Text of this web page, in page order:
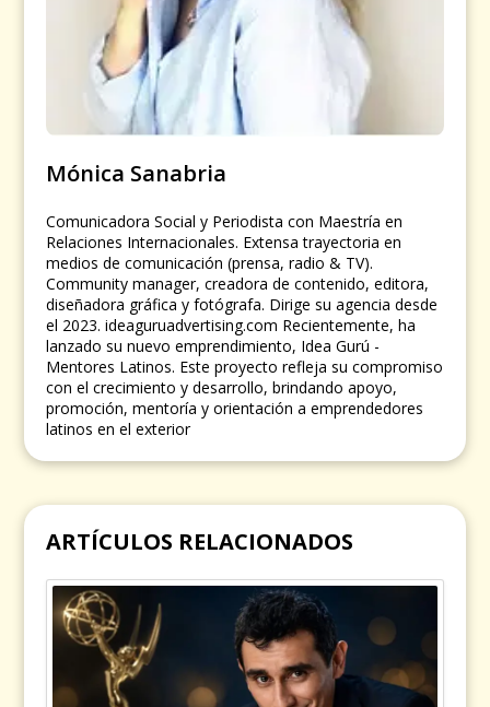
Mónica Sanabria
Comunicadora Social y Periodista con Maestría en
Relaciones Internacionales. Extensa trayectoria en
medios de comunicación (prensa, radio & TV).
Community manager, creadora de contenido, editora,
diseñadora gráfica y fotógrafa. Dirige su agencia desde
el 2023. ideaguruadvertising.com Recientemente, ha
lanzado su nuevo emprendimiento, Idea Gurú -
Mentores Latinos. Este proyecto refleja su compromiso
con el crecimiento y desarrollo, brindando apoyo,
promoción, mentoría y orientación a emprendedores
latinos en el exterior
ARTÍCULOS RELACIONADOS